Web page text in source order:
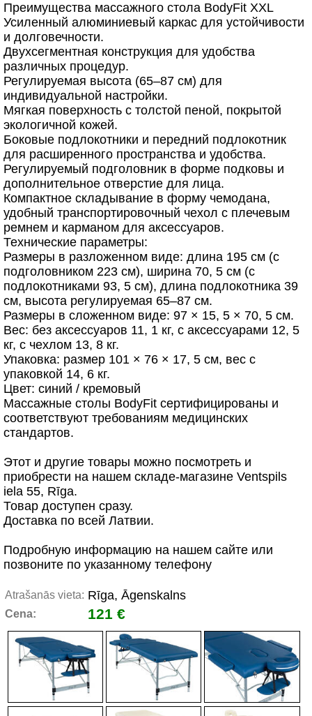
Преимущества массажного стола BodyFit XXL
Усиленный алюминиевый каркас для устойчивости
и долговечности.
Двухсегментная конструкция для удобства
различных процедур.
Регулируемая высота (65–87 см) для
индивидуальной настройки.
Мягкая поверхность с толстой пеной, покрытой
экологичной кожей.
Боковые подлокотники и передний подлокотник
для расширенного пространства и удобства.
Регулируемый подголовник в форме подковы и
дополнительное отверстие для лица.
Компактное складывание в форму чемодана,
удобный транспортировочный чехол с плечевым
ремнем и карманом для аксессуаров.
Технические параметры:
Размеры в разложенном виде: длина 195 см (с
подголовником 223 см), ширина 70, 5 см (с
подлокотниками 93, 5 см), длина подлокотника 39
см, высота регулируемая 65–87 см.
Размеры в сложенном виде: 97 × 15, 5 × 70, 5 см.
Вес: без аксессуаров 11, 1 кг, с аксессуарами 12, 5
кг, с чехлом 13, 8 кг.
Упаковка: размер 101 × 76 × 17, 5 см, вес с
упаковкой 14, 6 кг.
Цвет: синий / кремовый
Массажные столы BodyFit сертифицированы и
соответствуют требованиям медицинских
стандартов.
Этот и другие товары можно посмотреть и
приобрести на нашем складе-магазине Ventspils
iela 55, Rīga.
Товар доступен сразу.
Доставка по всей Латвии.
Подробную информацию на нашем сайте или
позвоните по указанному телефону
Atrašanās vieta: Rīga, Āgenskalns
Cena: 121 €